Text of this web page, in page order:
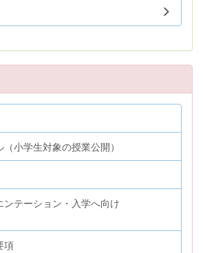
小学生対象の授業公開）
ンテーション・入学へ向け
項